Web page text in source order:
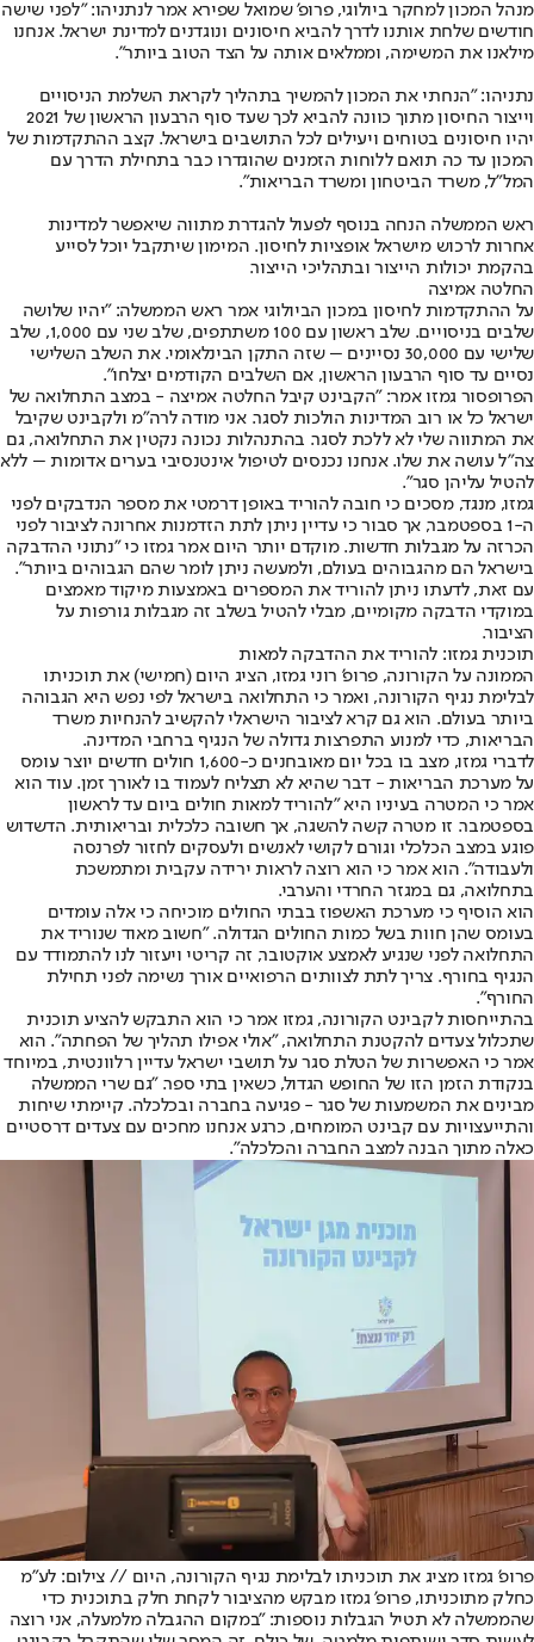
מנהל המכון למחקר ביולוגי, פרופ' שמואל שפירא אמר לנתניהו: ״לפני שישה
חודשים שלחת אותנו לדרך להביא חיסונים ונוגדנים למדינת ישראל. אנחנו
מילאנו את המשימה, וממלאים אותה על הצד הטוב ביותר".
נתניהו: "הנחתי את המכון להמשיך בתהליך לקראת השלמת הניסויים
וייצור החיסון מתוך כוונה להביא לכך שעד סוף הרבעון הראשון של 2021
יהיו חיסונים בטוחים ויעילים לכל התושבים בישראל. קצב ההתקדמות של
המכון עד כה תואם ללוחות הזמנים שהוגדרו כבר בתחילת הדרך עם
המל"ל, משרד הביטחון ומשרד הבריאות".
ראש הממשלה הנחה בנוסף לפעול להגדרת מתווה שיאפשר למדינות
אחרות לרכוש מישראל אופציות לחיסון. המימון שיתקבל יוכל לסייע
בהקמת יכולות הייצור ובתהליכי הייצור.
החלטה אמיצה
על ההתקדמות לחיסון במכון הביולוגי אמר ראש הממשלה: "יהיו שלושה
שלבים בניסויים. שלב ראשון עם 100 משתתפים, שלב שני עם 1,000, שלב
שלישי עם 30,000 נסיינים – שזה התקן הבינלאומי. את השלב השלישי
נסיים עד סוף הרבעון הראשון, אם השלבים הקודמים יצלחו".
הפרופסור גמזו אמר: "הקבינט קיבל החלטה אמיצה - במצב התחלואה של
ישראל כל או רוב המדינות הולכות לסגר. אני מודה לרה"מ ולקבינט שקיבל
את המתווה שלי לא ללכת לסגר. בהתנהלות נכונה נקטין את התחלואה, גם
צה"ל עושה את שלו. אנחנו נכנסים לטיפול אינטנסיבי בערים אדומות – ללא
להטיל עליהן סגר".
גמזו, מנגד, מסכים כי חובה להוריד באופן דרמטי את מספר הנדבקים לפני
ה-1 בספטמבר, אך סבור כי עדיין ניתן לתת הזדמנות אחרונה לציבור לפני
הכרזה על מגבלות חדשות. מוקדם יותר היום אמר גמזו כי "נתוני ההדבקה
בישראל הם מהגבוהים בעולם, ולמעשה ניתן לומר שהם הגבוהים ביותר".
עם זאת, לדעתו ניתן להוריד את המספרים באמצעות מיקוד מאמצים
במוקדי הדבקה מקומיים, מבלי להטיל בשלב זה מגבלות גורפות על
הציבור.
תוכנית גמזו: להוריד את ההדבקה למאות
הממונה על הקורונה, פרופ' רוני גמזו, הציג היום (חמישי) את תוכניתו
לבלימת נגיף הקורונה, ואמר כי התחלואה בישראל לפי נפש היא הגבוהה
ביותר בעולם. הוא גם קרא לציבור הישראלי להקשיב להנחיות משרד
הבריאות, כדי למנוע התפרצות גדולה של הנגיף ברחבי המדינה.
לדברי גמזו, מצב בו בכל יום מאובחנים כ-1,600 חולים חדשים יוצר עומס
על מערכת הבריאות - דבר שהיא לא תצליח לעמוד בו לאורך זמן. עוד הוא
אמר כי המטרה בעיניו היא "להוריד למאות חולים ביום עד לראשון
בספטמבר. זו מטרה קשה להשגה, אך חשובה כלכלית ובריאותית. הדשדוש
פוגע במצב הכלכלי וגורם לקושי לאנשים ולעסקים לחזור לפרנסה
ולעבודה". הוא אמר כי הוא רוצה לראות ירידה עקבית ומתמשכת
בתחלואה, גם במגזר החרדי והערבי.
הוא הוסיף כי מערכת האשפוז בבתי החולים מוכיחה כי אלה עומדים
בעומס שהן חוות בשל כמות החולים הגדולה. "חשוב מאוד שנוריד את
התחלואה לפני שנגיע לאמצע אוקטובר, זה קריטי ויעזור לנו להתמודד עם
הנגיף בחורף. צריך לתת לצוותים הרפואיים אורך נשימה לפני תחילת
החורף".
בהתייחסות לקבינט הקורונה, גמזו אמר כי הוא התבקש להציע תוכנית
שתכלול צעדים להקטנת התחלואה, "אולי אפילו תהליך של הפחתה". הוא
אמר כי האפשרות של הטלת סגר על תושבי ישראל עדיין רלוונטית, במיוחד
בנקודת הזמן הזו של החופש הגדול, כשאין בתי ספר. "גם שרי הממשלה
מבינים את המשמעות של סגר - פגיעה בחברה ובכלכלה. קיימתי שיחות
והתייעצויות עם קבינט המומחים, כרגע אנחנו מחכים עם צעדים דרסטיים
כאלה מתוך הבנה למצב החברה והכלכלה".
פרופ' גמזו מציג את תוכניתו לבלימת נגיף הקורונה, היום // צילום: לע"מ
כחלק מתוכניתו, פרופ' גמזו מבקש מהציבור לקחת חלק בתוכנית כדי
שהממשלה לא תטיל הגבלות נוספות: "במקום ההגבלה מלמעלה, אני רוצה